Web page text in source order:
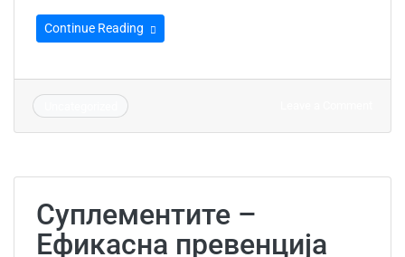
Continue Reading
врз
Суплементите –
Eфикасна превенција